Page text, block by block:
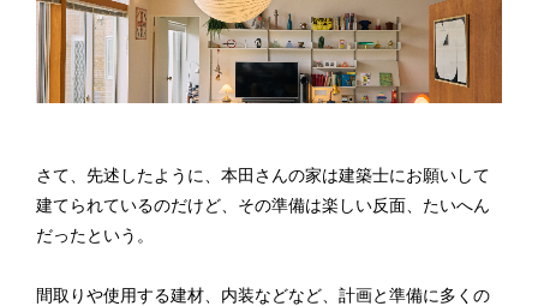
さて、先述したように、本田さんの家は建築士にお願いして
建てられているのだけど、その準備は楽しい反面、たいへん
だったという。
間取りや使用する建材、内装などなど、計画と準備に多くの